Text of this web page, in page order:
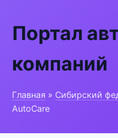
Портал
компаний
Главная » Сибирский
AutoCare